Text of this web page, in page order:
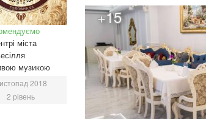
міста
музикою
2018
2 рівень
+15